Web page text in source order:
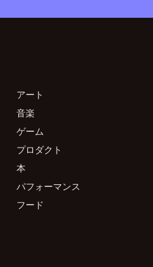
アート
音楽
ゲーム
プロダクト
本
パフォーマンス
フード